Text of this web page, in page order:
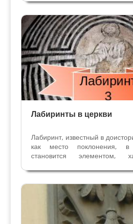
Возрождения. Монеты полны
и эмблем, которые
правителей. Сложился
Искусство
Символы
Лабиринты в церкви
Лабиринт, известный в
как место поклонения, в
становится элементом,
собор. Расположенные в
как атриумы или нартексы-
или скрытые в...
Династии
Папская область